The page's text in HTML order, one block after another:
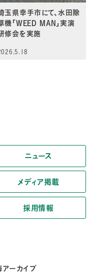
玉県幸手市にて、水田除
機「WEED MAN」実演
修会を実施
ニュース
メディア掲載
採用情報
アーカイブ